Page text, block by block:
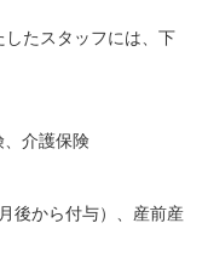
たスタッフには、下
、介護保険
後から付与）、産前産